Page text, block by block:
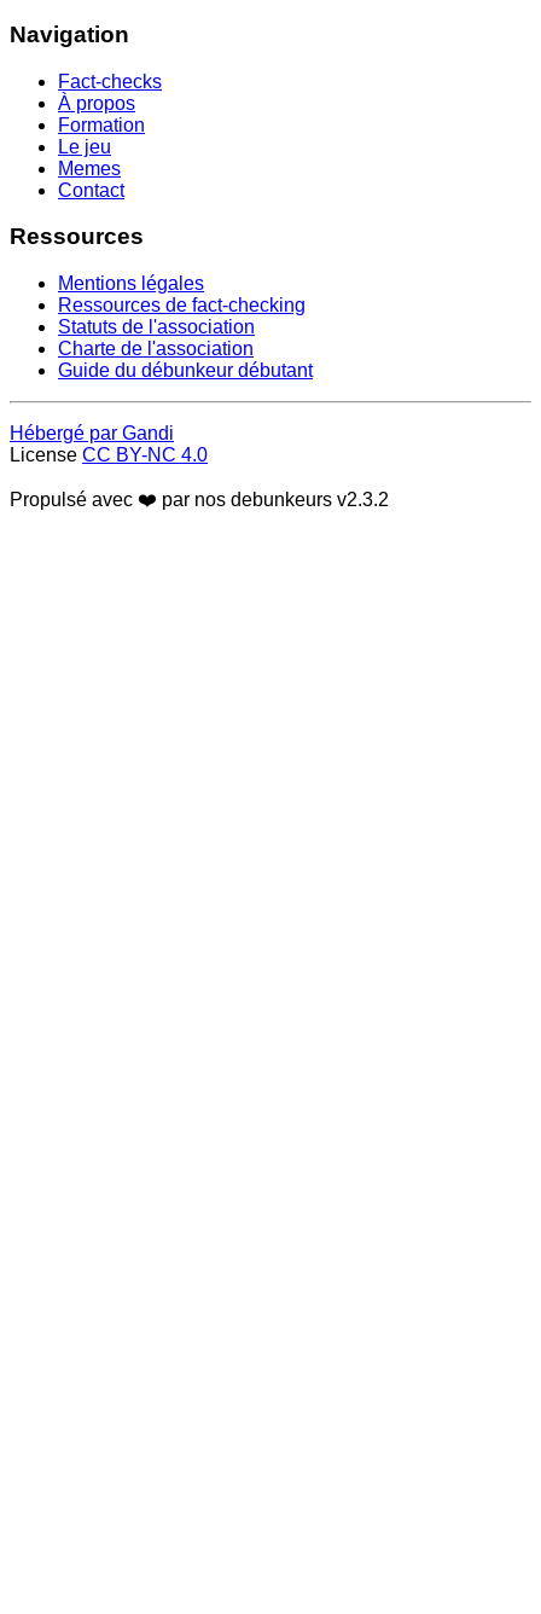
Navigation
Fact-checks
À propos
Formation
Le jeu
Memes
Contact
Ressources
Mentions légales
Ressources de fact-checking
Statuts de l'association
Charte de l'association
Guide du débunkeur débutant
Hébergé par Gandi
License CC BY-NC 4.0
Propulsé avec ❤️ par nos debunkeurs v2.3.2